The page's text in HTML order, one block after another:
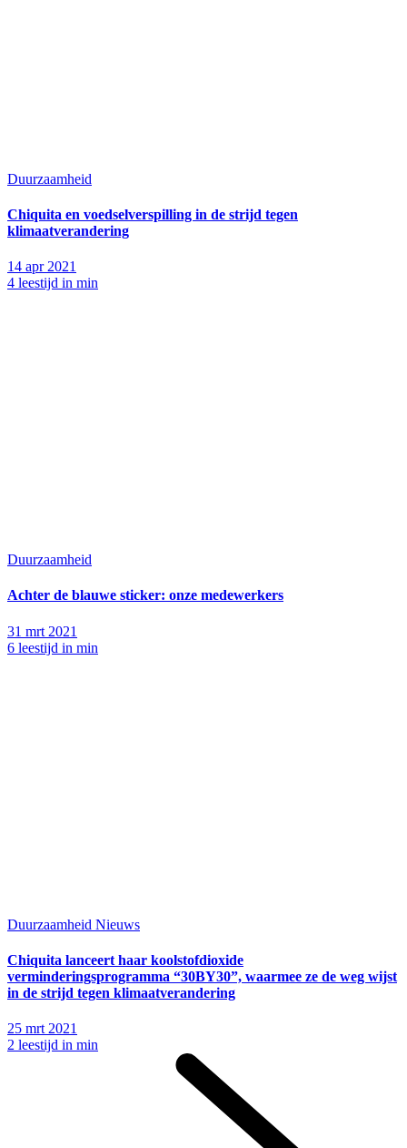
Duurzaamheid
Chiquita en voedselverspilling in de strijd tegen
klimaatverandering
14 apr 2021
4 leestijd in min
Duurzaamheid
Achter de blauwe sticker: onze medewerkers
31 mrt 2021
6 leestijd in min
Duurzaamheid Nieuws
Chiquita lanceert haar koolstofdioxide
verminderingsprogramma “30BY30”, waarmee ze de weg wijst
in de strijd tegen klimaatverandering
25 mrt 2021
2 leestijd in min